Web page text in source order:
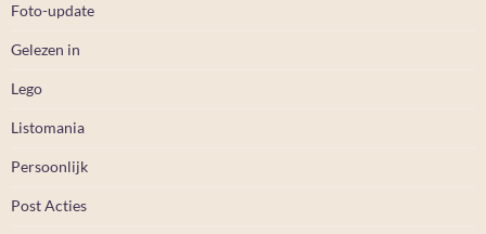
Foto-update
Gelezen in
Lego
Listomania
Persoonlijk
Post Acties